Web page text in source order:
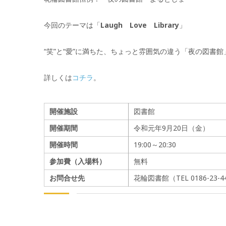
今回のテーマは「Laugh Love Library 」
“笑”と“愛”に満ちた、ちょっと雰囲気の違う「夜の図書
詳しくはコチラ 。
開催施設
図書館
開催期間
令和元年9月20日（金）
開催時間
19:00～20:30
参加費（入場料）
無料
お問合せ先
花輪図書館（TEL 0186-23-